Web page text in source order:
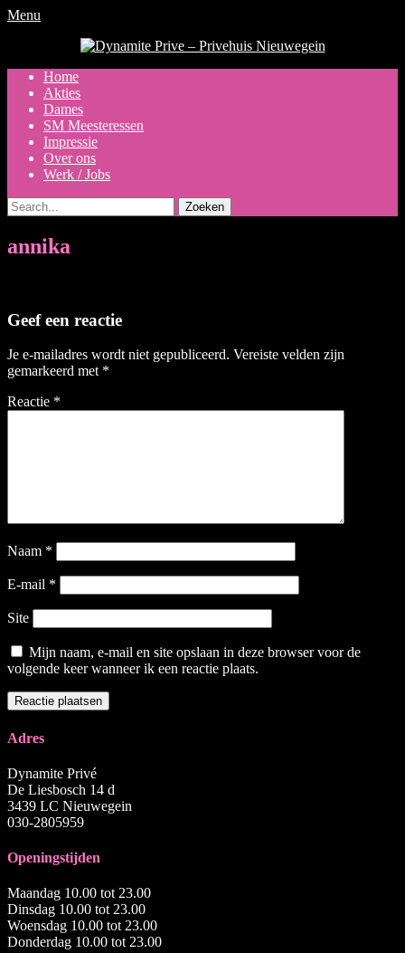
Menu
Dynamite Prive - Privehuis
Primair
menu
naar
inhoud
Home
Akties
Dames
SM Meesteressen
Impressie
Over ons
Werk / Jobs
Zoeken
naar:
annika
Geef een reactie
Je e-mailadres wordt niet gepubliceerd. Vereiste velden zijn
gemarkeerd met *
Reactie *
Naam *
E-mail *
Site
Mijn naam, e-mail en site opslaan in deze browser voor de
volgende keer wanneer ik een reactie plaats.
Adres
Dynamite Privé
De Liesbosch 14 d
3439 LC Nieuwegein
030-2805959
Openingstijden
Maandag 10.00 tot 23.00
Dinsdag 10.00 tot 23.00
Woensdag 10.00 tot 23.00
Donderdag 10.00 tot 23.00